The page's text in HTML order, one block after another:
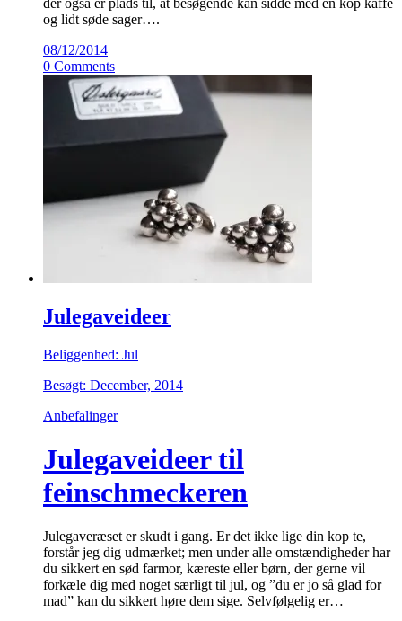
og lidt søde sager….
08/12/2014
0 Comments
Julegaveideer
Beliggenhed: Jul
Besøgt: December, 2014
Anbefalinger
Julegaveideer til
feinschmeckeren
Julegaveræset er skudt i gang. Er det ikke lige din kop te,
forstår jeg dig udmærket; men under alle omstændigheder har
du sikkert en sød farmor, kæreste eller børn, der gerne vil
forkæle dig med noget særligt til jul, og ”du er jo så glad for
mad” kan du sikkert høre dem sige. Selvfølgelig er…